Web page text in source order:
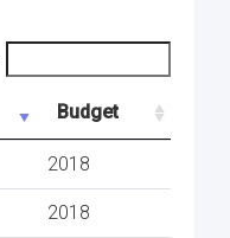
Budget
2018
2018